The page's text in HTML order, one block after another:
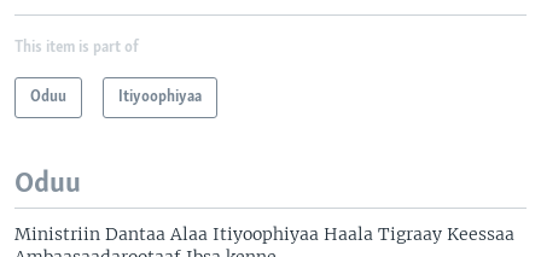
This item is part of
Oduu Itiyoophiyaa
Oduu
Ministriin Dantaa Alaa Itiyoophiyaa Haala Tigraay Keessaa